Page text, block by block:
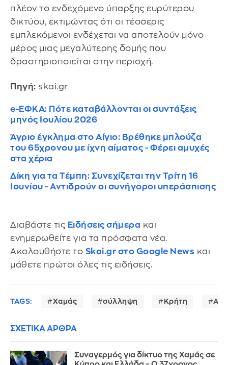
πλέον το ενδεχόμενο ύπαρξης ευρύτερου
δικτύου, εκτιμώντας ότι οι τέσσερις
εμπλεκόμενοι ενδέχεται να αποτελούν μόνο
μέρος μιας μεγαλύτερης δομής που
δραστηριοποιείται στην περιοχή.
Πηγή: skai.gr
e-ΕΦΚΑ: Πότε καταβάλλονται οι συντάξεις
μηνός Ιουλίου 2026
Άγριο έγκλημα στο Αίγιο: Βρέθηκε μπλούζα
του 65χρονου με ίχνη αίματος - Φέρει αμυχές
στα χέρια
Δίκη για τα Τέμπη: Συνεχίζεται την Τρίτη 16
Ιουνίου - Αντιδρούν οι συνήγοροι υπεράσπισης
Διαβάστε τις Ειδήσεις σήμερα και
ενημερωθείτε για τα πρόσφατα νέα.
Ακολουθήστε το Skai.gr στο Google News και
μάθετε πρώτοι όλες τις ειδήσεις.
TAGS: Χαμάς σύλληψη Κρήτη
ΣΧΕΤΙΚΑ ΑΡΘΡΑ
Συναγερμός για δίκτυο της Χαμάς σε